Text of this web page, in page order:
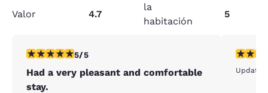
Valor
4.7
la
habitación
5
calificación de 5 estrellas. Excepcional. 1 reseña
5/5
Had a very pleasant and comfortable
stay.